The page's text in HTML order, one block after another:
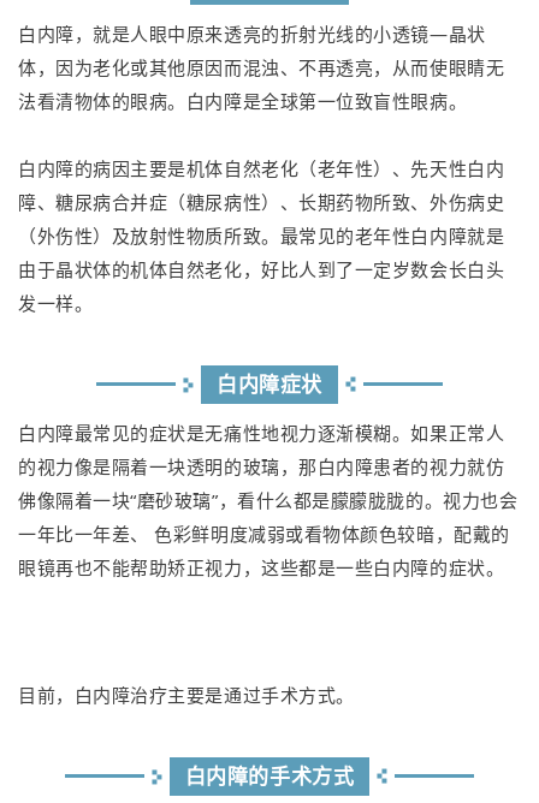
白内障，就是人眼中原来透亮的折射光线的小透镜—晶状
体，因为老化或其他原因而混浊、不再透亮，从而使眼睛无
法看清物体的眼病。白内障是全球第一位致盲性眼病。
白内障的病因主要是机体自然老化（老年性）、先天性白内
障、糖尿病合并症（糖尿病性）、长期药物所致、外伤病史
（外伤性）及放射性物质所致。最常见的老年性白内障就是
由于晶状体的机体自然老化，好比人到了一定岁数会长白头
发一样。
白内障症状
白内障最常见的症状是无痛性地视力逐渐模糊。如果正常人
的视力像是隔着一块透明的玻璃，那白内障患者的视力就仿
佛像隔着一块“磨砂玻璃”，看什么都是朦朦胧胧的。视力也会
一年比一年差、 色彩鲜明度减弱或看物体颜色较暗，配戴的
眼镜再也不能帮助矫正视力，这些都是一些白内障的症状。
目前，白内障治疗主要是通过手术方式。
白内障的手术方式